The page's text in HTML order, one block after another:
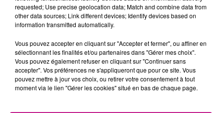
récuperer et préparer les pièces détachées à monter
suivant les nomenclatures
automatisées)
Effectuer le montage selon plans et spécifications
techniques du client.
assurer la traçabilité des appareils
signaler à sa hierarchie les écarts et tous les problèmes
requested; Use precise geolocation data; Match and combine data from
other data sources; Link different devices; Identify devices based on
information transmitted automatically.
Vous pouvez accepter en cliquant sur "Accepter et fermer", ou affiner en
sélectionnant les finalités et/ou partenaires dans "Gérer mes choix".
Vous pouvez également refuser en cliquant sur "Continuer sans
accepter". Vos préférences ne s'appliqueront que pour ce site. Vous
pouvez mettre à jour vos choix, ou retirer votre consentement à tout
moment via le lien "Gérer les cookies" situé en bas de chaque page.